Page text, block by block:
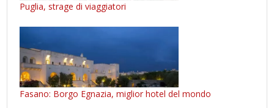
Puglia, strage di viaggiatori
Fasano: Borgo Egnazia, miglior hotel del mondo